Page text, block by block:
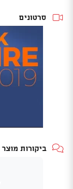
סרטונים
ביקורות מוצר